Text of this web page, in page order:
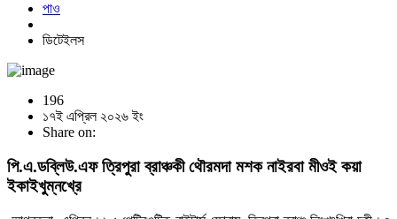
পাও
ডিটেইলস
196
১৭ই এপ্রিল ২০২৬ ইং
Share on:
পি.এ.ডব্লিউ.এফ ত্রিপুরা ব্রাঞ্চকী থৌরমদা মশক নাইরবা মীওই কয়া
ইকাইখুম্নখ্রে